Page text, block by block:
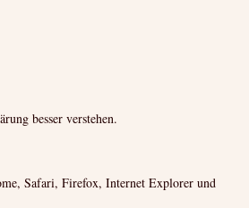
besser verstehen.
Safari, Firefox, Internet Explorer und